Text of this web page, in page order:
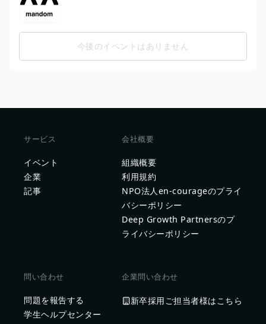
今後のイベントはありません
サービス
イベント
企業
記事
会社概要
組織概要
利用規約
NPO法人en-courageのプライ
バシーポリシー
Deep Growth Partnersのプ
ライバシーポリシー
問い合わせ
問題を報告する
学生ヘルプセンター
企業問い合わせ
新卒採用ご担当者様はこちら